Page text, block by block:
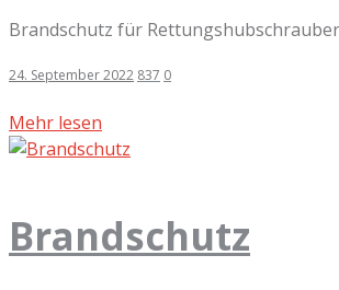
Brandschutz für
24. September 2022 837 0
Mehr lesen
Brandschutz